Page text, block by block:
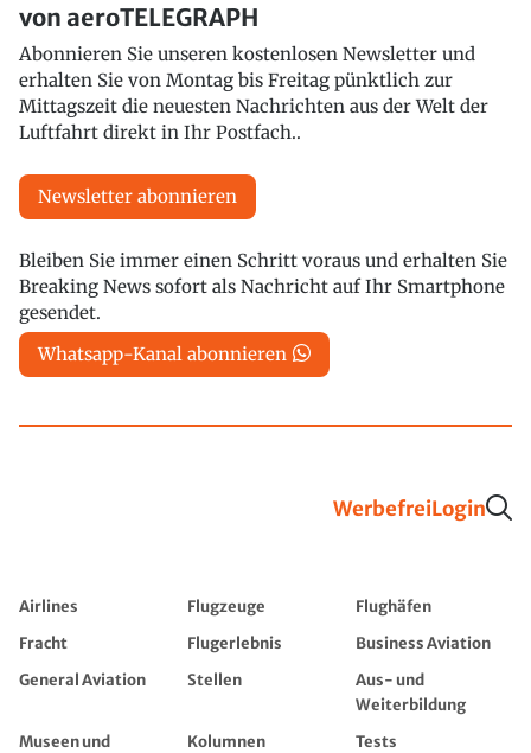
von aeroTELEGRAPH
Abonnieren Sie unseren kostenlosen Newsletter und
erhalten Sie von Montag bis Freitag pünktlich zur
Mittagszeit die neuesten Nachrichten aus der Welt der
Luftfahrt direkt in Ihr Postfach..
Newsletter abonnieren
Bleiben Sie immer einen Schritt voraus und erhalten Sie
Breaking News sofort als Nachricht auf Ihr Smartphone
gesendet.
Whatsapp-Kanal abonnieren
WerbefreiLogin
Airlines Flugzeuge
Flughäfen
Fracht
Flugerlebnis
Business Aviation
General Aviation
Stellen
Aus- und
Weiterbildung
Museen und
Kolumnen Tests